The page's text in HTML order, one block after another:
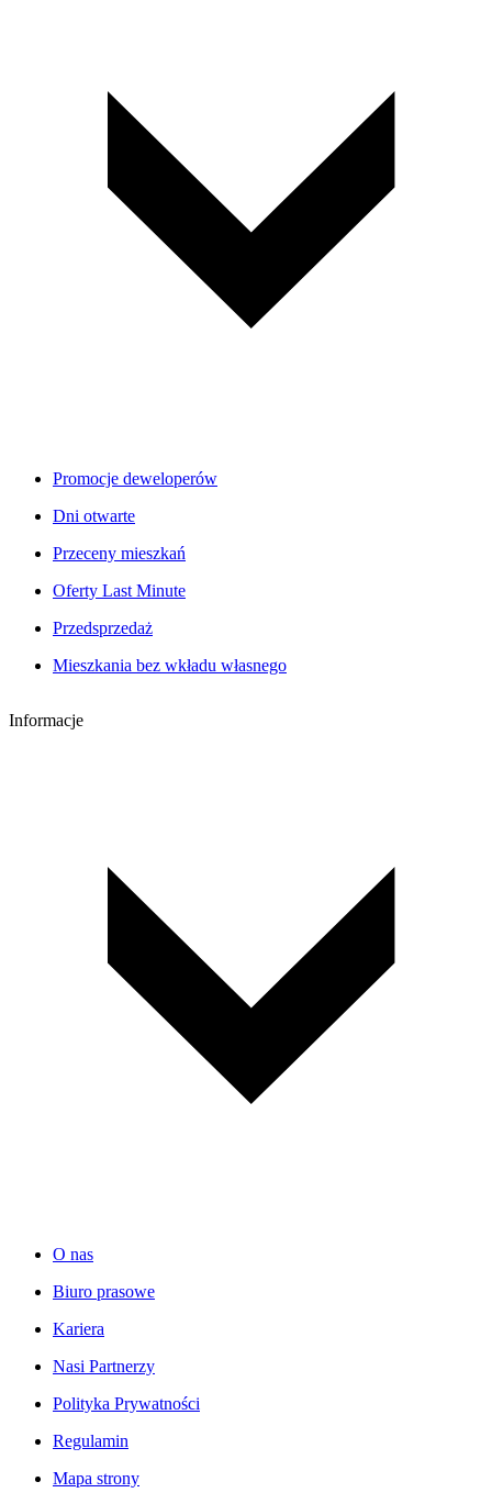
Promocje deweloperów
Dni otwarte
Przeceny mieszkań
Oferty Last Minute
Przedsprzedaż
Mieszkania bez wkładu własnego
Informacje
O nas
Biuro prasowe
Kariera
Nasi Partnerzy
Polityka Prywatności
Regulamin
Mapa strony